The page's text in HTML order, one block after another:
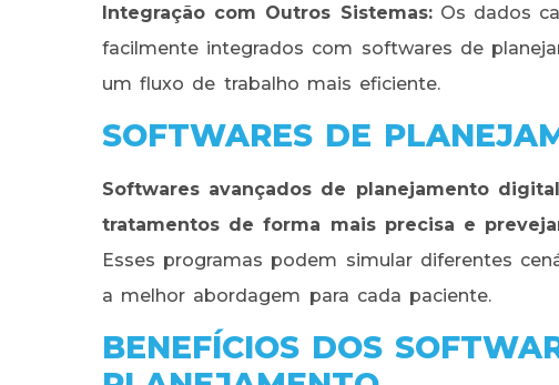
Integração com Outros Sistemas:Os dados
facilmente integrados com softwares de
um fluxo de trabalho mais eficiente.
SOFTWARES DE
Softwares avançados de planejamento
tratamentos de forma mais precisa e
Esses programas podem simular diferentes
a melhor abordagem para cada paciente.
BENEFÍCIOS DOS